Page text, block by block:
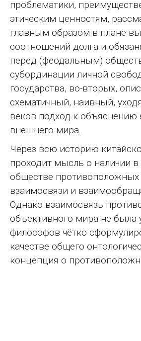
проблематики,
этическим ценностям,
главным образом в плане
соотношений долга и
перед (феодальным)
субординации личной
государства, во-вторых,
схематичный, наивный,
веков подход к объяснению
внешнего мира.
Через всю историю
проходит мысль о наличии
обществе противоположных
взаимосвязи и
Однако взаимосвязь
объективного мира не была
философов чётко
качестве общего
концепция о